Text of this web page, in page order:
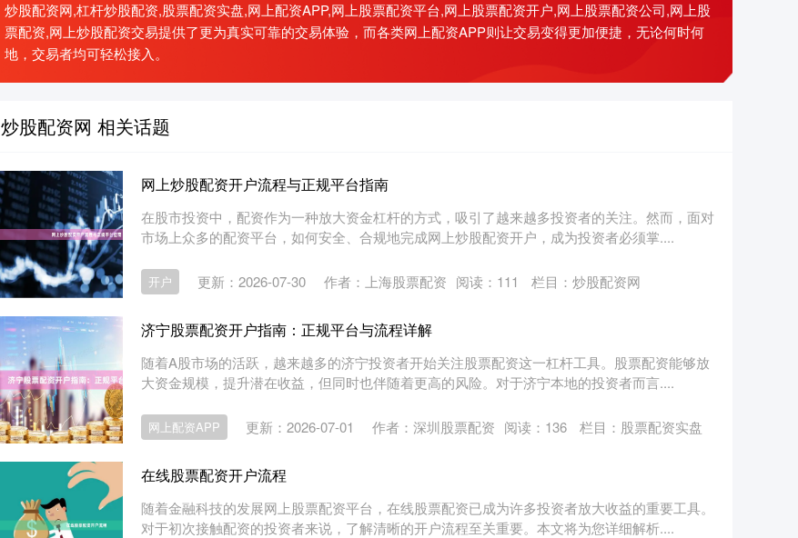
炒股配资网,杠杆炒股配资,股票配资实盘,网上配资APP,网上股票配资平台,网上股票配资开户,网上股票配资公司,网上股
票配资,网上炒股配资交易提供了更为真实可靠的交易体验，而各类网上配资APP则让交易变得更加便捷，无论何时何
地，交易者均可轻松接入。
炒股配资网 相关话题
网上炒股配资开户流程与正规平台指南
在股市投资中，配资作为一种放大资金杠杆的方式，吸引了越来越多投资者的关注。然而，面对
市场上众多的配资平台，如何安全、合规地完成网上炒股配资开户，成为投资者必须掌....
开户 更新：2026-07-30 作者：上海股票配资 阅读： 111 栏目： 炒股配资网
济宁股票配资开户指南：正规平台与流程详解
随着A股市场的活跃，越来越多的济宁投资者开始关注股票配资这一杠杆工具。股票配资能够放
大资金规模，提升潜在收益，但同时也伴随着更高的风险。对于济宁本地的投资者而言....
网上配资APP 更新：2026-07-01 作者：深圳股票配资 阅读： 136 栏目： 股票配资实盘
在线股票配资开户流程
随着金融科技的发展网上股票配资平台，在线股票配资已成为许多投资者放大收益的重要工具。
对于初次接触配资的投资者来说，了解清晰的开户流程至关重要。本文将为您详细解析....